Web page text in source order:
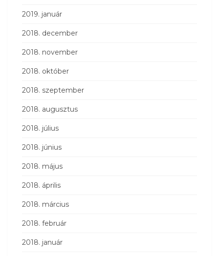
2019. január
2018. december
2018. november
2018. október
2018. szeptember
2018. augusztus
2018. július
2018. június
2018. május
2018. április
2018. március
2018. február
2018. január